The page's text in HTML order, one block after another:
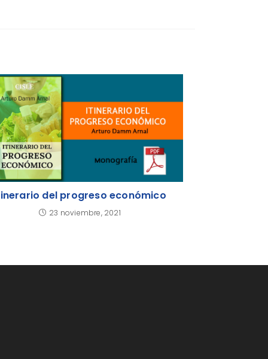
del progreso económico
23 noviembre, 2021